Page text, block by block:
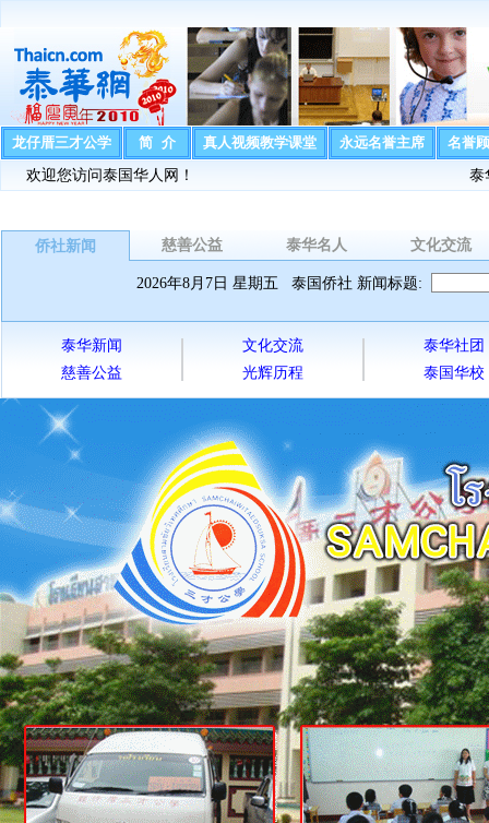
龙仔厝三才公学 简 介 真人视频教学课堂 永远名誉主席
名誉
欢迎您访问泰国华人网！ 泰华网热烈
侨社新闻 慈善公益 泰华名人 文化交流
2026年8月7日 星期五 泰国侨社 新闻标题:
泰华新闻
慈善公益
文化交流
光辉历程
泰华社团
泰国华校